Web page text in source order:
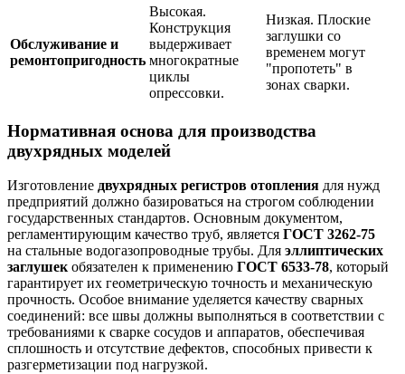
Обслуживание и
ремонтопригодность
Высокая.
Конструкция
выдерживает
многократные
циклы
опрессовки.
Низкая. Плоские
заглушки со
временем могут
"пропотеть" в
зонах сварки.
Нормативная основа для производства
двухрядных моделей
Изготовление двухрядных регистров отопления для нужд
предприятий должно базироваться на строгом соблюдении
государственных стандартов. Основным документом,
регламентирующим качество труб, является ГОСТ 3262-75
на стальные водогазопроводные трубы. Для эллиптических
заглушек обязателен к применению ГОСТ 6533-78, который
гарантирует их геометрическую точность и механическую
прочность. Особое внимание уделяется качеству сварных
соединений: все швы должны выполняться в соответствии с
требованиями к сварке сосудов и аппаратов, обеспечивая
сплошность и отсутствие дефектов, способных привести к
разгерметизации под нагрузкой.